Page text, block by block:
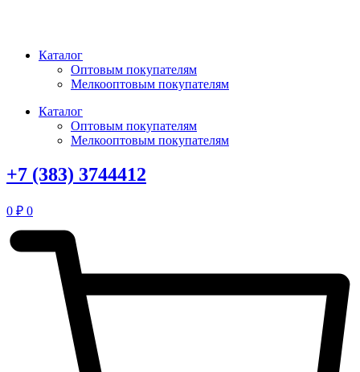
Каталог
Оптовым покупателям
Мелкооптовым покупателям
Каталог
Оптовым покупателям
Мелкооптовым покупателям
+7 (383) 3744412
0 ₽ 0